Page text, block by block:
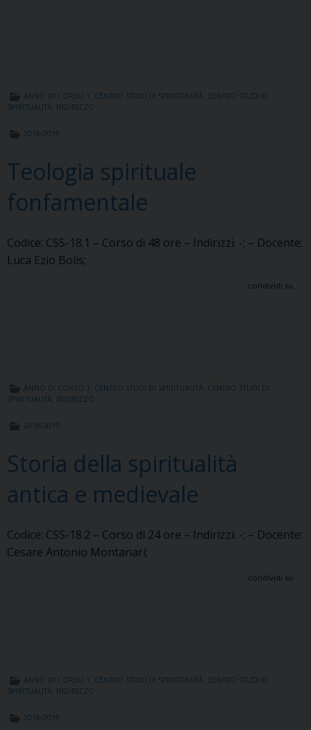
ANNO DI CORSO 1 CENTRO STUDI DI SPIRITUALITÀ CENTRO STUDI DI
SPIRITUALITÀ INDIRIZZO -
2018/2019
Teologia spirituale
fonfamentale
Codice: CSS-18.1 – Corso di 48 ore – Indirizzi: -; – Docente:
Luca Ezio Bolis;
condividi su
ANNO DI CORSO 1 CENTRO STUDI DI SPIRITUALITÀ CENTRO STUDI DI
SPIRITUALITÀ INDIRIZZO -
2018/2019
Storia della spiritualità
antica e medievale
Codice: CSS-18.2 – Corso di 24 ore – Indirizzi: -; – Docente:
Cesare Antonio Montanari;
condividi su
ANNO DI CORSO 1 CENTRO STUDI DI SPIRITUALITÀ CENTRO STUDI DI
SPIRITUALITÀ INDIRIZZO -
2018/2019